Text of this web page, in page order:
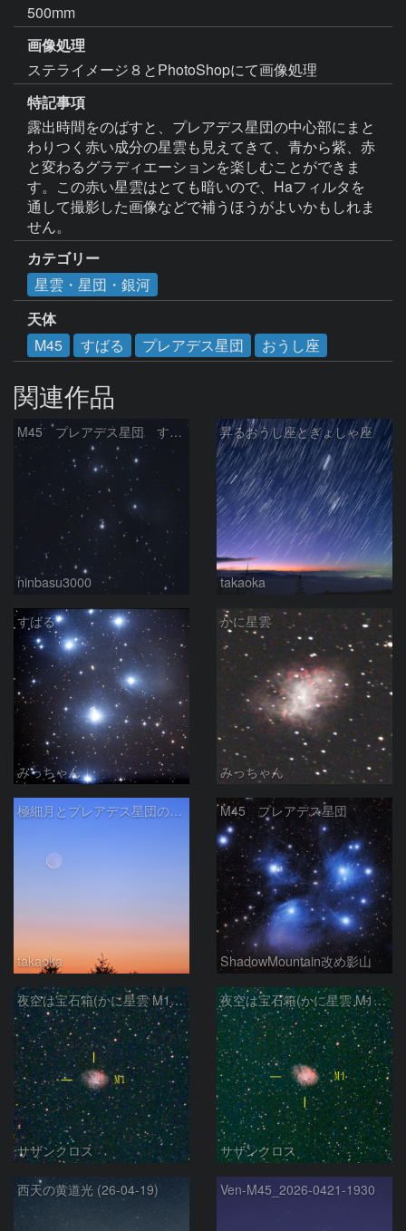
500mm
画像処理
ステライメージ８とPhotoShopにて画像処理
特記事項
露出時間をのばすと、プレアデス星団の中心部にまと
わりつく赤い成分の星雲も見えてきて、青から紫、赤
と変わるグラディエーションを楽しむことができま
す。この赤い星雲はとても暗いので、Haフィルタを
通して撮影した画像などで補うほうがよいかもしれま
せん。
カテゴリー
星雲・星団・銀河
天体
M45
すばる プレアデス星団 おうし座
関連作品
M45 プレアデス星団 すばる
ninbasu3000
昇るおうし座とぎょしゃ座
takaoka
すばる
みっちゃん
かに星雲
みっちゃん
極細月とプレアデス星団の接近
takaoka
M45 プレアデス星団
ShadowMountain改め影山
夜空は宝石箱(かに星雲 M1) Seestar50
サザンクロス
夜空は宝石箱(かに星雲 M1) Seestar50
サザンクロス
西天の黄道光 (26-04-19) Ven-M45_2026-0421-1930